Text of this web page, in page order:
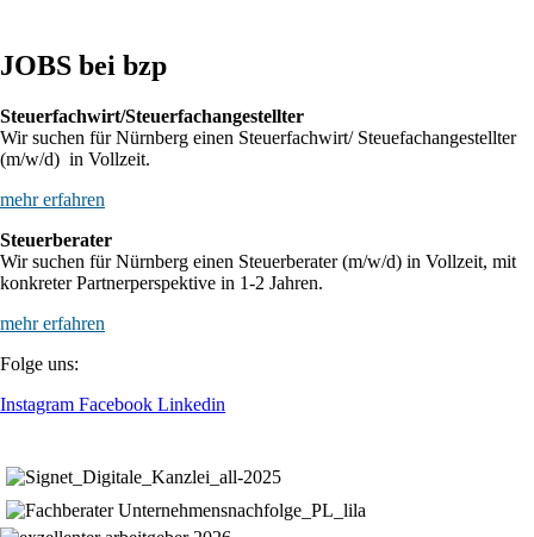
JOBS bei bzp
Steuerfachwirt/Steuerfachangestellter
Wir suchen für Nürnberg einen Steuerfachwirt/ Steuefachangestellter
(m/w/d) in Vollzeit.
mehr erfahren
Steuerberater
Wir suchen für Nürnberg einen Steuerberater (m/w/d) in Vollzeit, mit
konkreter Partnerperspektive in 1-2 Jahren.
mehr erfahren
Folge uns:
Instagram Facebook Linkedin